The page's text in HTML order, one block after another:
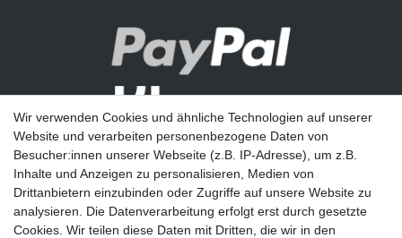
Newsletter
Wir verwenden Cookies und ähnliche Technologien auf unserer
Website und verarbeiten personenbezogene Daten von
Besucher:innen unserer Webseite (z.B. IP-Adresse), um z.B.
Inhalte und Anzeigen zu personalisieren, Medien von
Drittanbietern einzubinden oder Zugriffe auf unsere Website zu
analysieren. Die Datenverarbeitung erfolgt erst durch gesetzte
Cookies. Wir teilen diese Daten mit Dritten, die wir in den